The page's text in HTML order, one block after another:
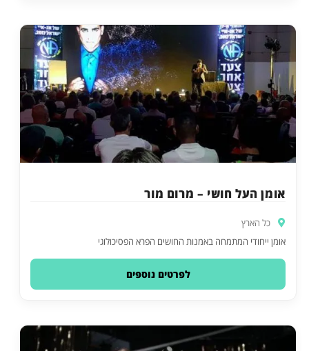
אומן העל חושי – מרום מור
כל הארץ
אומן ייחודי המתמחה באמנות החושים הפרא הפסיכולוגי
לפרטים נוספים